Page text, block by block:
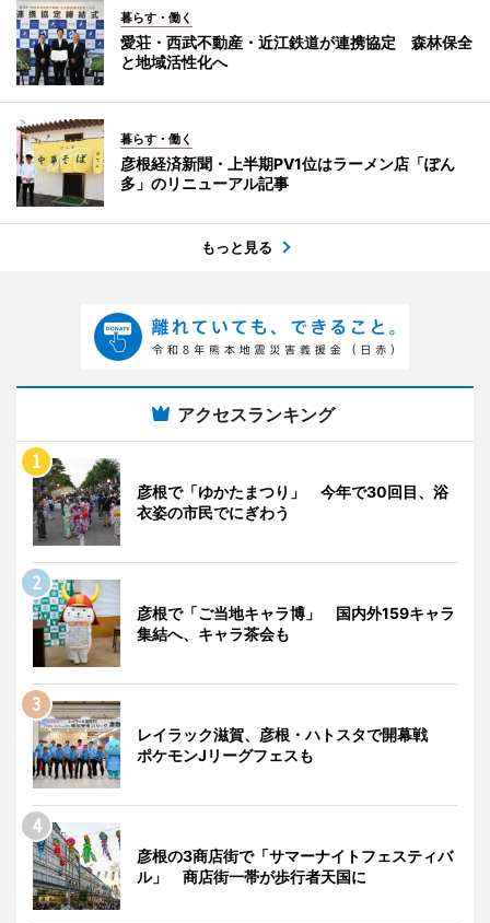
暮らす・働く
愛荘・西武不動産・近江鉄道が連携協定 森林保全
と地域活性化へ
暮らす・働く
彦根経済新聞・上半期PV1位はラーメン店「ぽん
多」のリニューアル記事
もっと見る
アクセスランキング
彦根で「ゆかたまつり」 今年で30回目、浴
衣姿の市民でにぎわう
彦根で「ご当地キャラ博」 国内外159キャラ
集結へ、キャラ茶会も
レイラック滋賀、彦根・ハトスタで開幕戦
ポケモンJリーグフェスも
彦根の3商店街で「サマーナイトフェスティバ
ル」 商店街一帯が歩行者天国に